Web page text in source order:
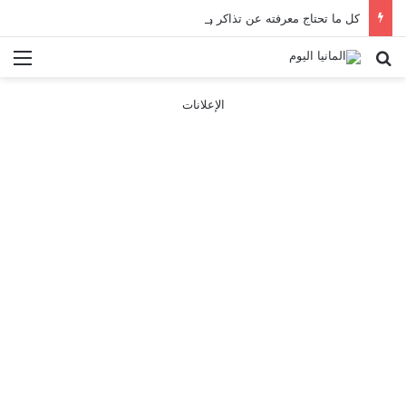
كل ما تحتاج معرفته عن تذاكر ووسائل النقل في باريس 2025
بحث عن
الإعلانات